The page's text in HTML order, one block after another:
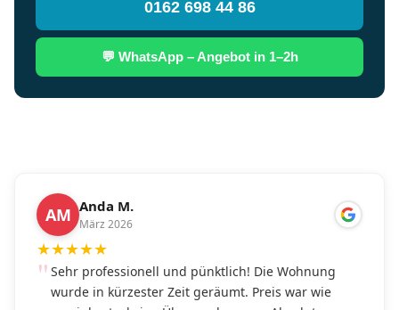
0162 698 44 86
💬 WhatsApp – Angebot in 1–2h
AM Anda M.
März 2026
★★★★★
Sehr professionell und pünktlich! Die Wohnung
wurde in kürzester Zeit geräumt. Preis war wie